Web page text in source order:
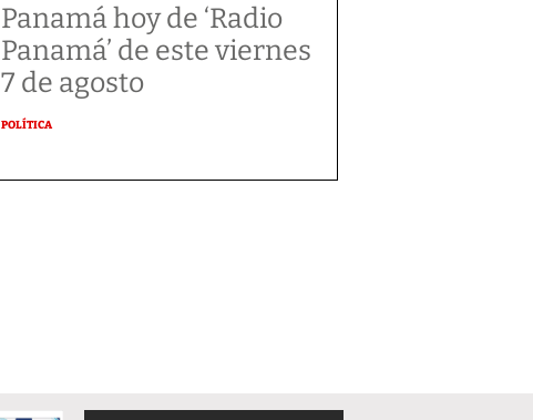
Panamá hoy de ‘Radio
Panamá’ de este viernes
7 de agosto
POLÍTICA